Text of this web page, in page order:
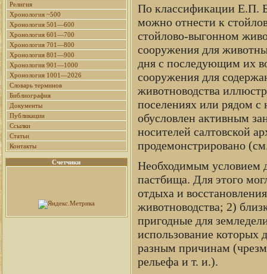
Религия
Хронология ~500
Хронология 501—600
Хронология 601—700
Хронология 701—800
Хронология 801—900
Хронология 901—1000
Хронология 1001—2026
Словарь терминов
Библиография
Документы
Публикации
Ссылки
Статьи
Контакты
Счетчики
По классификации Е.П.
можно отнести к
стойлово-выгонном
сооружения для
дня с последующим их
сооружения для
животноводства
поселениях или рядом
обусловлен активным
носителей салтовской
продемонстрировано
Необходимым условием
пастбища. Для этого
отдыха и
животноводства; 2)
пригодные для
использование которых
разным причинам
рельефа и т. и.).